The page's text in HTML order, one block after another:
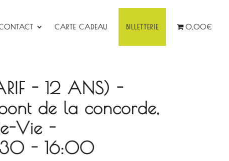
CARTE CADEAU BILLETTERIE 0,00€
- 12 ANS) -
de la concorde,
Vie -
- 16:00